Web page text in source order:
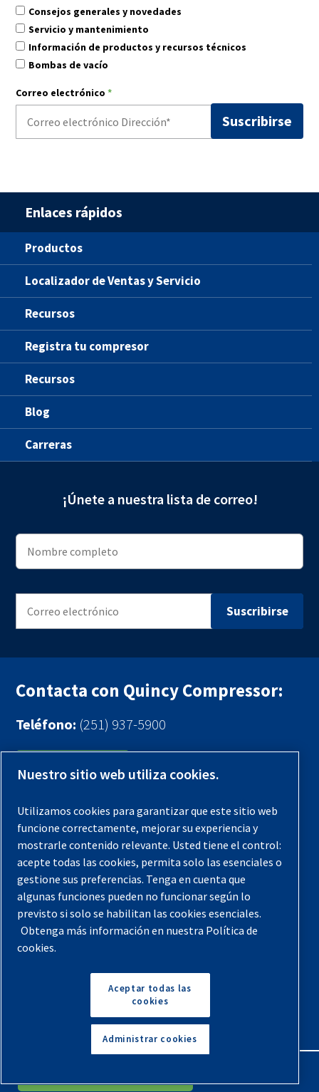
Consejos generales y novedades
Servicio y mantenimiento
Información de productos y recursos técnicos
Bombas de vacío
Correo electrónico *
Enlaces rápidos
Productos
Localizador de Ventas y Servicio
Recursos
Registra tu compresor
Recursos
Blog
Carreras
¡Únete a nuestra lista de correo!
Contacta con Quincy Compressor:
Teléfono: (251) 937-5900
Contáctenos
Registra tu compresor
Aviso legal
Garantías
Política de privacidad
Términos y Condiciones
Mapa del sitio
© 2026 Quincy Compressor. Todos los derechos
Volver arriba
Nuestro sitio web utiliza cookies.
Utilizamos cookies para garantizar que este sitio web
funcione correctamente, mejorar su experiencia y
mostrarle contenido relevante. Usted tiene el control:
acepte todas las cookies, permita solo las esenciales o
gestione sus preferencias. Tenga en cuenta que
algunas funciones pueden no funcionar según lo
previsto si solo se habilitan las cookies esenciales.
Obtenga más información en nuestra Política de
cookies.
Aceptar todas las
cookies
Administrar cookies